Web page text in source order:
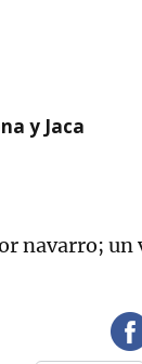
y Jaca
navarro; un